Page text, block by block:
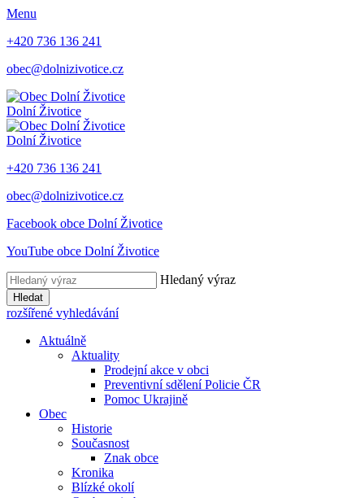
Menu
+420 736 136 241
obec@dolnizivotice.cz
Dolní Životice
Dolní Životice
+420 736 136 241
obec@dolnizivotice.cz
Facebook obce Dolní Životice
YouTube obce Dolní Životice
Hledaný výraz
Hledat
rozšířené vyhledávání
Aktuálně
Aktuality
Prodejní akce v obci
Preventivní sdělení Policie ČR
Pomoc Ukrajině
Obec
Historie
Současnost
Znak obce
Kronika
Blízké okolí